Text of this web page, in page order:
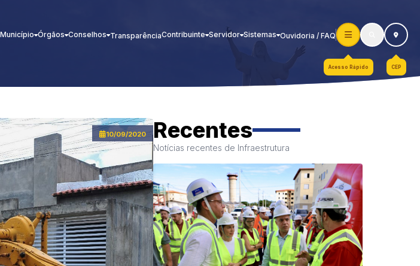
Município Órgãos Conselhos TransparênciaContribuinte Servidor Sistemas Ouvidoria / FAQ
Acesso Rápido CEP
10/09/2020 Recentes
Notícias recentes de Infraestrutura